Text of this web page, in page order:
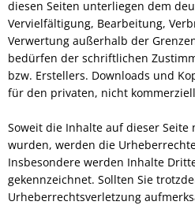
diesen Seiten unterliegen dem
Vervielfältigung, Bearbeitung,
Verwertung außerhalb der
bedürfen der schriftlichen
bzw. Erstellers. Downloads und
für den privaten, nicht
Soweit die Inhalte auf dieser
wurden, werden die
Insbesondere werden Inhalte
gekennzeichnet. Sollten Sie
Urheberrechtsverletzung